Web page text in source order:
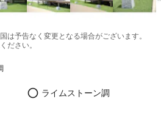
は予告なく変更となる場合がございます。
ださい。
ライムストーン調